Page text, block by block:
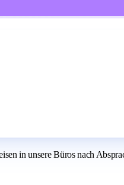
in unsere Büros nach